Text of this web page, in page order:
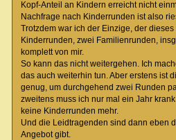
Kopf-Anteil an Kindern erreicht nicht
Nachfrage nach Kinderrunden ist also
Trotzdem war ich der Einzige, der
Kinderrunden, zwei Familienrunden,
komplett von mir.
So kann das nicht weitergehen. Ich
das auch weiterhin tun. Aber erstens ist
genug, um durchgehend zwei Runden
zweitens muss ich nur mal ein Jahr
keine Kinderrunden mehr.
Und die Leidtragenden sind dann eben
Angebot gibt.